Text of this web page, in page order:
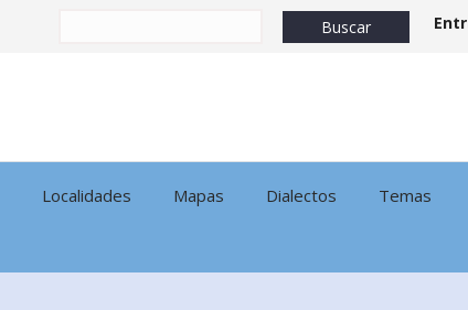
Localidades Mapas Dialectos Temas